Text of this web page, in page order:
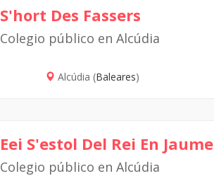
S'hort Des Fassers
Colegio público en Alcúdia
Alcúdia (Baleares)
Eei S'estol Del Rei En Jaume
Colegio público en Alcúdia